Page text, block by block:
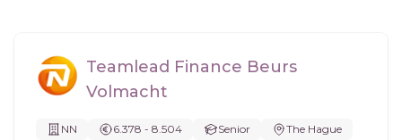
Teamlead Finance Beurs
Volmacht
NN 6.378 - 8.504 Senior The Hague